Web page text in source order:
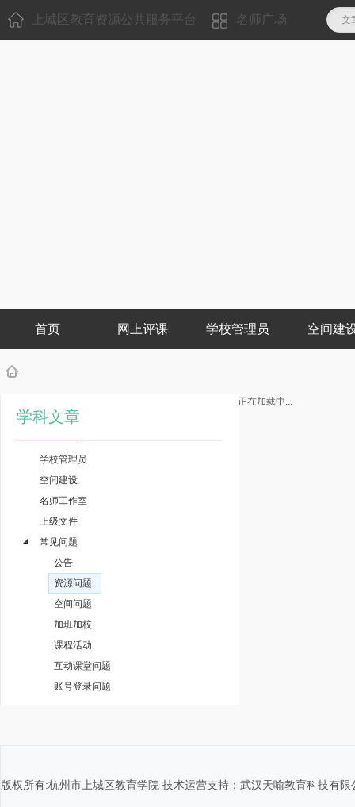
上城区教育资源公共服务平台 名师广场 文
首页 网上评课 学校管理员 空间建
学科文章
学校管理员
空间建设
名师工作室
上级文件
常见问题
公告
资源问题
空间问题
加班加校
课程活动
互动课堂问题
账号登录问题
正在加载中...
版权所有:杭州市上城区教育学院 技术运营支持：武汉天喻教育科技有限